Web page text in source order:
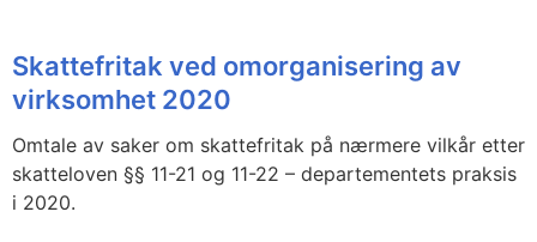
Skattefritak ved omorganisering av
virksomhet 2020
Omtale av saker om skattefritak på nærmere vilkår etter
skatteloven §§ 11-21 og 11-22 – departementets praksis
i 2020.